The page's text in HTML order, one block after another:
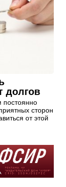
долгов
сторон
от этой